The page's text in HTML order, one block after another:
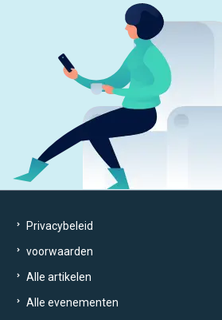
Privacybeleid
voorwaarden
Alle artikelen
Alle evenementen